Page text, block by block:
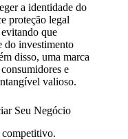
a identidade do
proteção legal
que
do investimento
disso, uma marca
e
valioso.
Seu Negócio